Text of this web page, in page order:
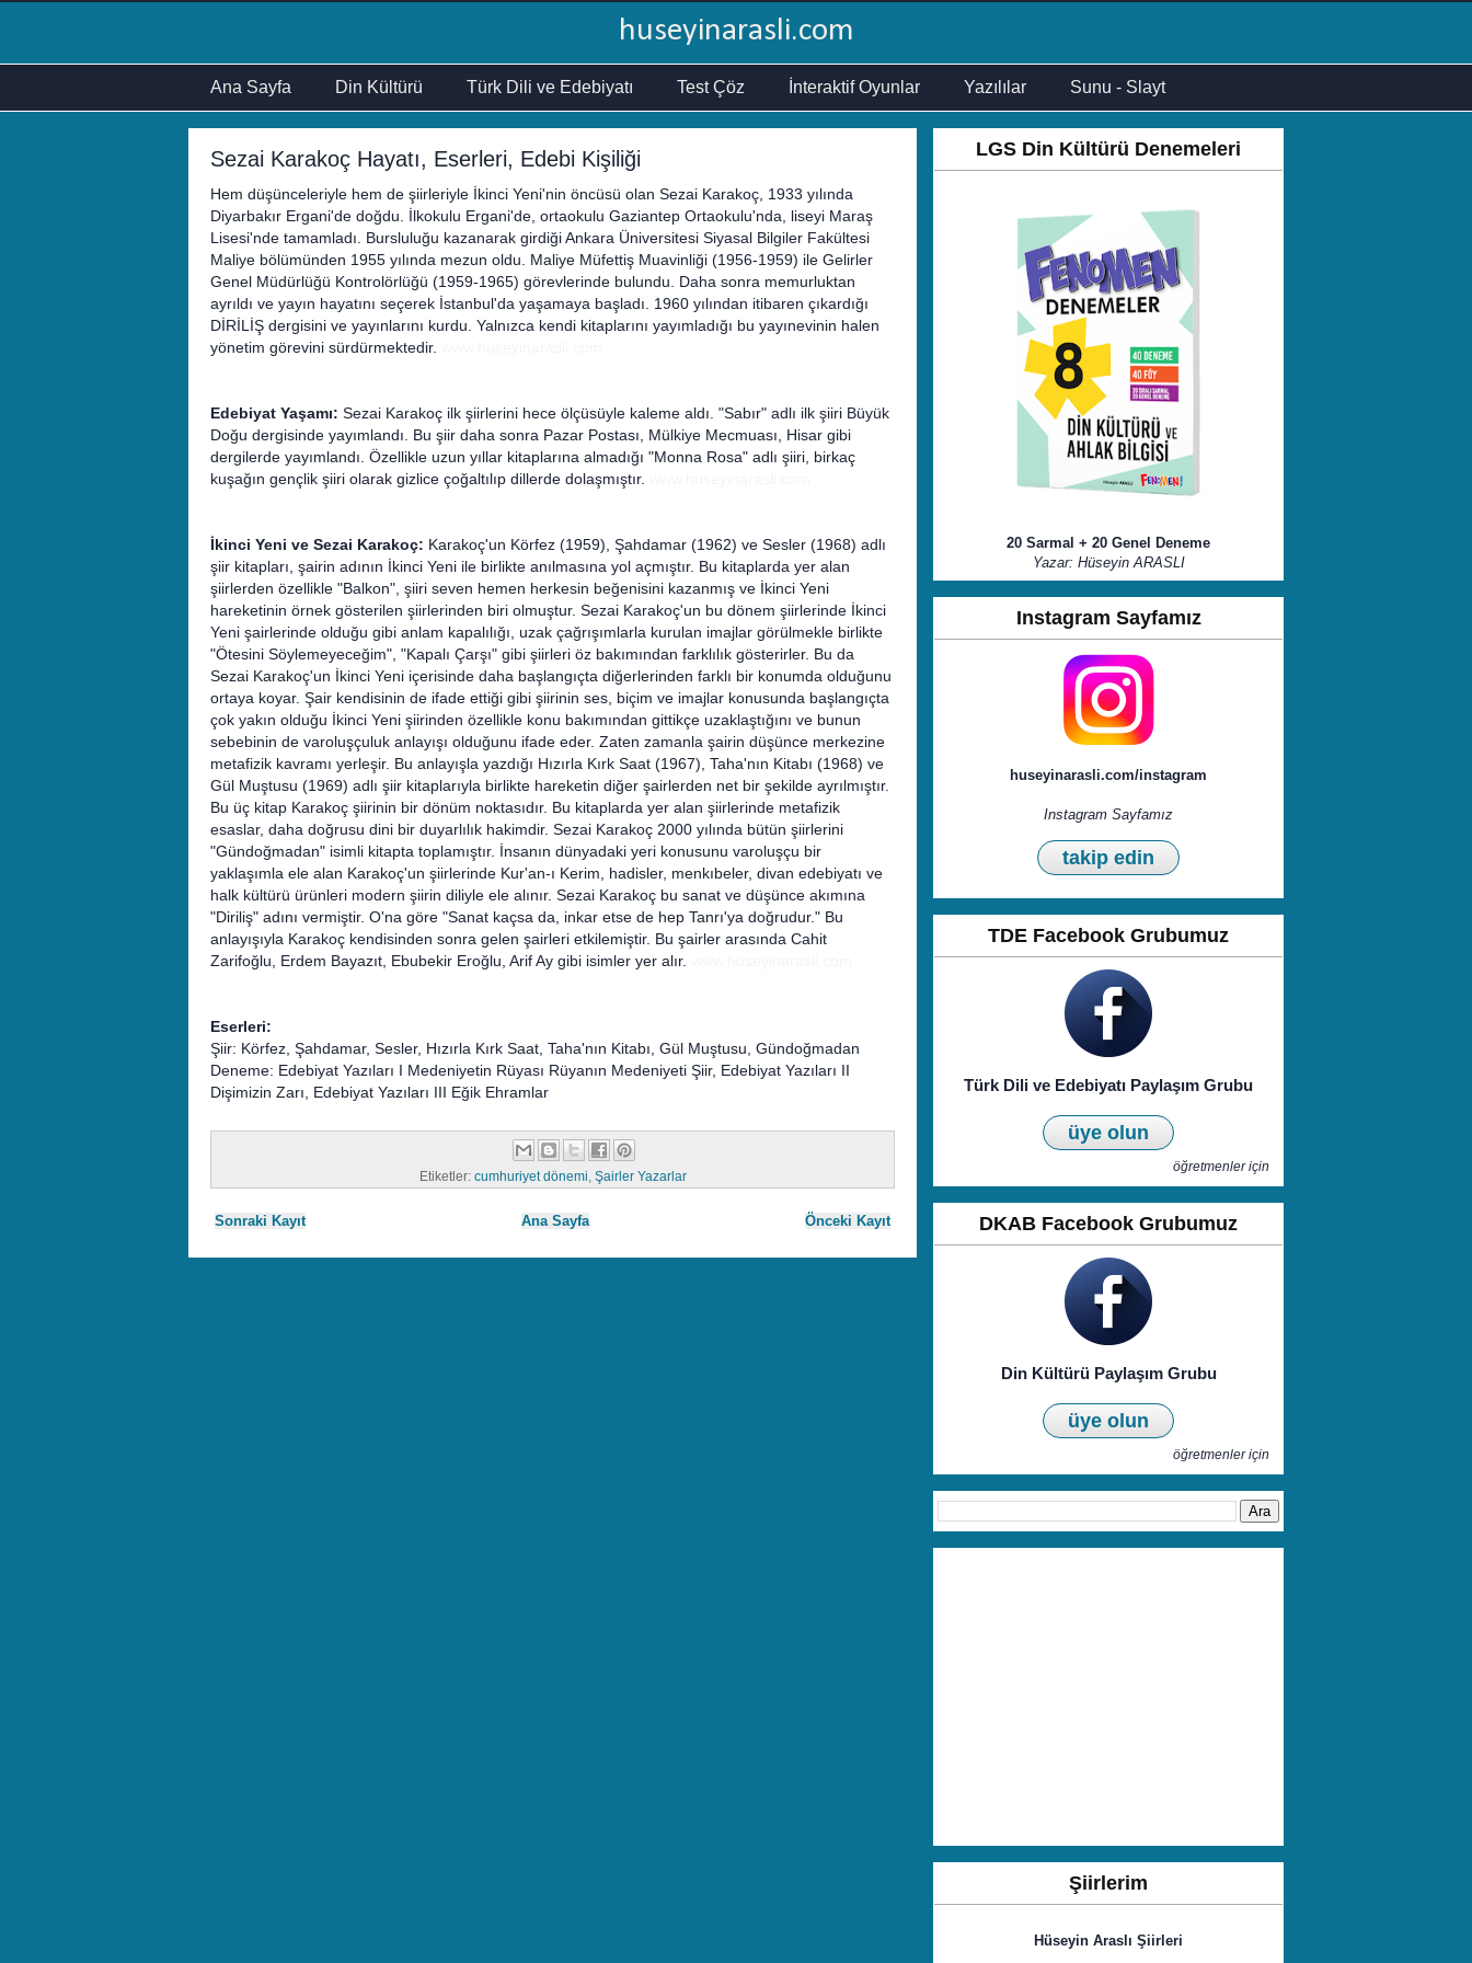
huseyinarasli.com
Ana Sayfa Din Kültürü Türk Dili ve Edebiyatı Test Çöz İnteraktif Oyunlar Yazılılar Sunu - Slayt
Sezai Karakoç Hayatı, Eserleri, Edebi Kişiliği
Hem düşünceleriyle hem de şiirleriyle İkinci Yeni'nin öncüsü olan Sezai Karakoç, 1933 yılında
Diyarbakır Ergani'de doğdu. İlkokulu Ergani'de, ortaokulu Gaziantep Ortaokulu'nda, liseyi Maraş
Lisesi'nde tamamladı. Bursluluğu kazanarak girdiği Ankara Üniversitesi Siyasal Bilgiler Fakültesi
Maliye bölümünden 1955 yılında mezun oldu. Maliye Müfettiş Muavinliği (1956-1959) ile Gelirler
Genel Müdürlüğü Kontrolörlüğü (1959-1965) görevlerinde bulundu. Daha sonra memurluktan
ayrıldı ve yayın hayatını seçerek İstanbul'da yaşamaya başladı. 1960 yılından itibaren çıkardığı
DİRİLİŞ dergisini ve yayınlarını kurdu. Yalnızca kendi kitaplarını yayımladığı bu yayınevinin halen
yönetim görevini sürdürmektedir.
Edebiyat Yaşamı: Sezai Karakoç ilk şiirlerini hece ölçüsüyle kaleme aldı. "Sabır" adlı ilk şiiri Büyük
Doğu dergisinde yayımlandı. Bu şiir daha sonra Pazar Postası, Mülkiye Mecmuası, Hisar gibi
dergilerde yayımlandı. Özellikle uzun yıllar kitaplarına almadığı "Monna Rosa" adlı şiiri, birkaç
kuşağın gençlik şiiri olarak gizlice çoğaltılıp dillerde dolaşmıştır.
İkinci Yeni ve Sezai Karakoç: Karakoç'un Körfez (1959), Şahdamar (1962) ve Sesler (1968) adlı
şiir kitapları, şairin adının İkinci Yeni ile birlikte anılmasına yol açmıştır. Bu kitaplarda yer alan
şiirlerden özellikle "Balkon", şiiri seven hemen herkesin beğenisini kazanmış ve İkinci Yeni
hareketinin örnek gösterilen şiirlerinden biri olmuştur. Sezai Karakoç'un bu dönem şiirlerinde İkinci
Yeni şairlerinde olduğu gibi anlam kapalılığı, uzak çağrışımlarla kurulan imajlar görülmekle birlikte
"Ötesini Söylemeyeceğim", "Kapalı Çarşı" gibi şiirleri öz bakımından farklılık gösterirler. Bu da
Sezai Karakoç'un İkinci Yeni içerisinde daha başlangıçta diğerlerinden farklı bir konumda olduğunu
ortaya koyar. Şair kendisinin de ifade ettiği gibi şiirinin ses, biçim ve imajlar konusunda başlangıçta
çok yakın olduğu İkinci Yeni şiirinden özellikle konu bakımından gittikçe uzaklaştığını ve bunun
sebebinin de varoluşçuluk anlayışı olduğunu ifade eder. Zaten zamanla şairin düşünce merkezine
metafizik kavramı yerleşir. Bu anlayışla yazdığı Hızırla Kırk Saat (1967), Taha'nın Kitabı (1968) ve
Gül Muştusu (1969) adlı şiir kitaplarıyla birlikte hareketin diğer şairlerden net bir şekilde ayrılmıştır.
Bu üç kitap Karakoç şiirinin bir dönüm noktasıdır. Bu kitaplarda yer alan şiirlerinde metafizik
esaslar, daha doğrusu dini bir duyarlılık hakimdir. Sezai Karakoç 2000 yılında bütün şiirlerini
"Gündoğmadan" isimli kitapta toplamıştır. İnsanın dünyadaki yeri konusunu varoluşçu bir
yaklaşımla ele alan Karakoç'un şiirlerinde Kur'an-ı Kerim, hadisler, menkıbeler, divan edebiyatı ve
halk kültürü ürünleri modern şiirin diliyle ele alınır. Sezai Karakoç bu sanat ve düşünce akımına
"Diriliş" adını vermiştir. O'na göre "Sanat kaçsa da, inkar etse de hep Tanrı'ya doğrudur." Bu
anlayışıyla Karakoç kendisinden sonra gelen şairleri etkilemiştir. Bu şairler arasında Cahit
Zarifoğlu, Erdem Bayazıt, Ebubekir Eroğlu, Arif Ay gibi isimler yer alır.
Eserleri:
Şiir: Körfez, Şahdamar, Sesler, Hızırla Kırk Saat, Taha'nın Kitabı, Gül Muştusu, Gündoğmadan
Deneme: Edebiyat Yazıları I Medeniyetin Rüyası Rüyanın Medeniyeti Şiir, Edebiyat Yazıları II
Dişimizin Zarı, Edebiyat Yazıları III Eğik Ehramlar
Etiketler: cumhuriyet dönemi Şairler Yazarlar
Sonraki Kayıt Önceki Kayıt
Ana Sayfa
LGS Din Kültürü Denemeleri
20 Sarmal + 20 Genel Deneme
Yazar: Hüseyin ARASLI
Instagram Sayfamız
huseyinarasli.com/instagram
Instagram Sayfamız
takip edin
TDE Facebook Grubumuz
Türk Dili ve Edebiyatı Paylaşım Grubu
üye olun
öğretmenler için
DKAB Facebook Grubumuz
Din Kültürü Paylaşım Grubu
üye olun
öğretmenler için
Şiirlerim
Hüseyin Araslı Şiirleri